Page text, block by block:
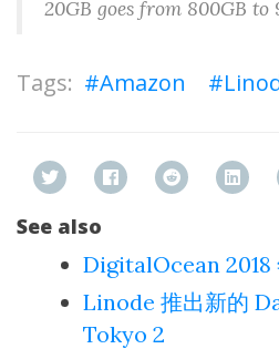
20GB goes from 800GB to
Amazon
See also
DigitalOcean 2018
Linode 推出新的
Tokyo 2